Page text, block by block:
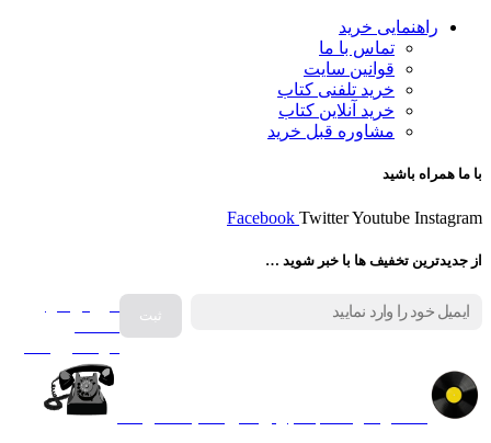
راهنمایی خرید
تماس با ما
قوانین سایت
خرید تلفنی کتاب
خرید آنلاین کتاب
مشاوره قبل خرید
با ما همراه باشید
Facebook TwitterYoutube Instagram
از جدیدترین تخفیف ها با خبر شوید …
فروش انواع